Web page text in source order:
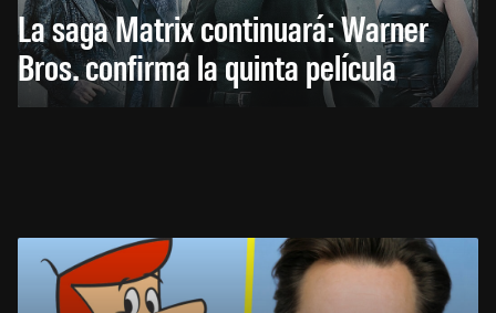
La saga Matrix continuará: Warner
Bros. confirma la quinta película